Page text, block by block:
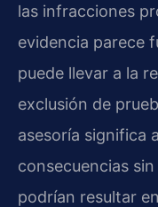
las infracciones
evidencia parece
puede llevar a la
exclusión de
asesoría significa
consecuencias
podrían resultar